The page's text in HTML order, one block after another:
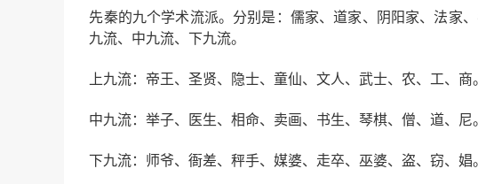
先秦的九个学术流派。分别是：儒家、道家、阴阳家、法家
九流、中九流、下九流。
上九流：帝王、圣贤、隐士、童仙、文人、武士、农、工、商
中九流：举子、医生、相命、卖画、书生、琴棋、僧、道、尼
下九流：师爷、衙差、秤手、媒婆、走卒、巫婆、盗、窃、娼